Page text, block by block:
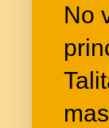
No